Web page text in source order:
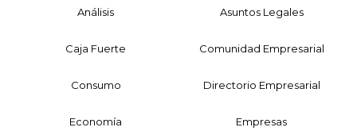
Análisis Asuntos Legales
Caja Fuerte Comunidad Empresarial
Consumo Directorio Empresarial
Economía Empresas